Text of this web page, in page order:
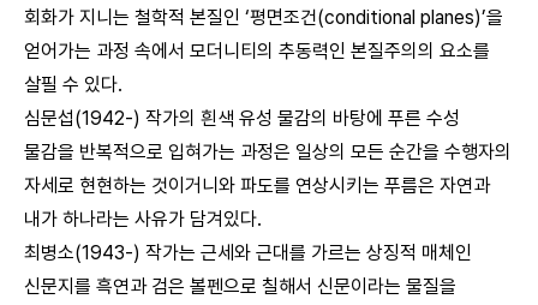
회화가 지니는 철학적 본질인 ‘평면조건(conditional planes)’을
얻어가는 과정 속에서 모더니티의 추동력인 본질주의의 요소를
살필 수 있다.
심문섭(1942-) 작가의 흰색 유성 물감의 바탕에 푸른 수성
물감을 반복적으로 입혀가는 과정은 일상의 모든 순간을 수행자의
자세로 현현하는 것이거니와 파도를 연상시키는 푸름은 자연과
내가 하나라는 사유가 담겨있다.
최병소(1943-) 작가는 근세와 근대를 가르는 상징적 매체인
신문지를 흑연과 검은 볼펜으로 칠해서 신문이라는 물질을